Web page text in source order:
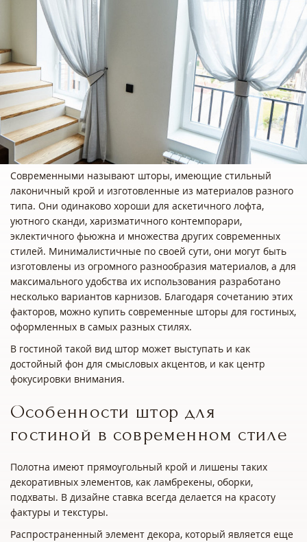
Современными называют шторы, имеющие стильный
лаконичный крой и изготовленные из материалов разного
типа. Они одинаково хороши для аскетичного лофта,
уютного сканди, харизматичного контемпорари,
эклектичного фьюжна и множества других современных
стилей. Минималистичные по своей сути, они могут быть
изготовлены из огромного разнообразия материалов, а для
максимального удобства их использования разработано
несколько вариантов карнизов. Благодаря сочетанию этих
факторов, можно купить современные шторы для гостиных,
оформленных в самых разных стилях.
В гостиной такой вид штор может выступать и как
достойный фон для смысловых акцентов, и как центр
фокусировки внимания.
Особенности штор для
гостиной в современном стиле
Полотна имеют прямоугольный крой и лишены таких
декоративных элементов, как ламбрекены, оборки,
подхваты. В дизайне ставка всегда делается на красоту
фактуры и текстуры.
Распространенный элемент декора, который является еще